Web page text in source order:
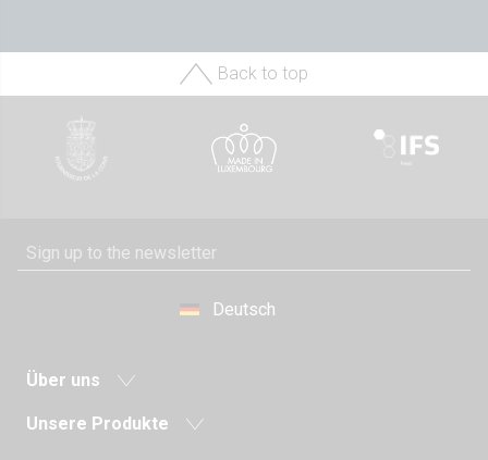
Back to top
Deutsch
Über uns
Neuigkeiten
Unsere Produkte